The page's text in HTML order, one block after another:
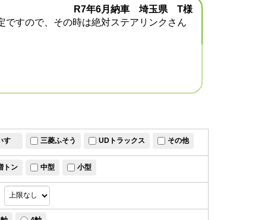
R7年6月納車 埼玉県 T様
すので、その時は絶対ステアリンクさん
トン 中型 小型
すゞ 三菱ふそう UDトラックス その他